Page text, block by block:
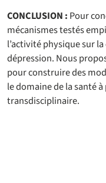
CONCLUSION : Pour
mécanismes testés
l’activité physique sur
dépression. Nous
pour construire des
le domaine de la santé
transdisciplinaire.